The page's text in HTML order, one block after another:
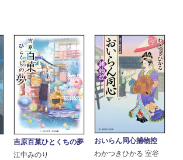
吉原百菓ひとくちの夢
江中みのり
おいらん同心捕物控
わかつきひかる 室谷